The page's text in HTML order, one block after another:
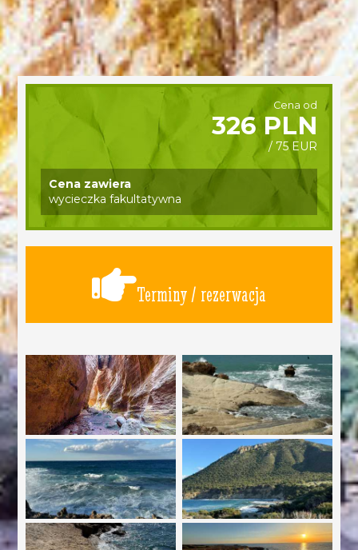
Cena od
326 PLN
/ 75 EUR
Cena zawiera
wycieczka fakultatywna
Terminy / rezerwacja